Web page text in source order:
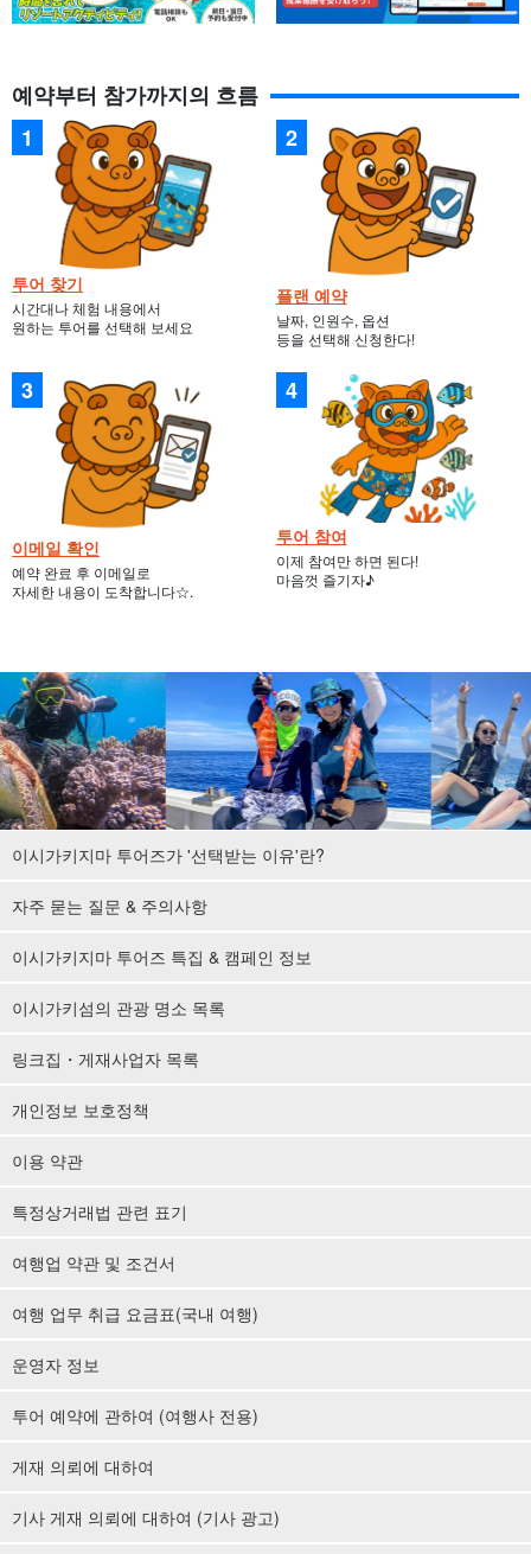
투어 중 스탭이 촬영한 사진은 투어 종료 후 촬영한 사진입니
다. Air Drop 또는 LINE
로 고객에게 전달해 드립니다.
투어의 추억을스마트폰으로 바로 확인 및 공유할 수 있습니다!
예약부터 참가까지의 흐름
투어 찾기
시간대나 체험 내용에서
원하는 투어를 선택해 보세요
플랜 예약
날짜, 인원수, 옵션
등을 선택해 신청한다!
이메일 확인
예약 완료 후 이메일로
자세한 내용이 도착합니다☆.
투어 참여
이제 참여만 하면 된다!
마음껏 즐기자♪
이시가키지마 투어즈가 '선택받는 이유'란?
자주 묻는 질문 & 주의사항
이시가키지마 투어즈 특집 & 캠페인 정보
이시가키섬의 관광 명소 목록
링크집・게재사업자 목록
개인정보 보호정책
이용 약관
특정상거래법 관련 표기
여행업 약관 및 조건서
여행 업무 취급 요금표(국내 여행)
운영자 정보
투어 예약에 관하여 (여행사 전용)
게재 의뢰에 대하여
기사 게재 의뢰에 대하여 (기사 광고)